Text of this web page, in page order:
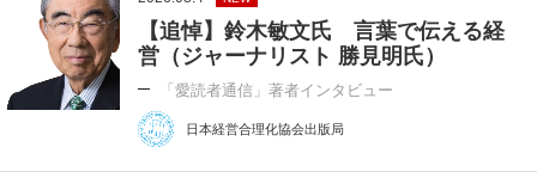
【追悼】鈴木敏文氏 言葉で伝える経
営（ジャーナリスト 勝見明氏）
「愛読者通信」著者インタビュー
日本経営合理化協会出版局